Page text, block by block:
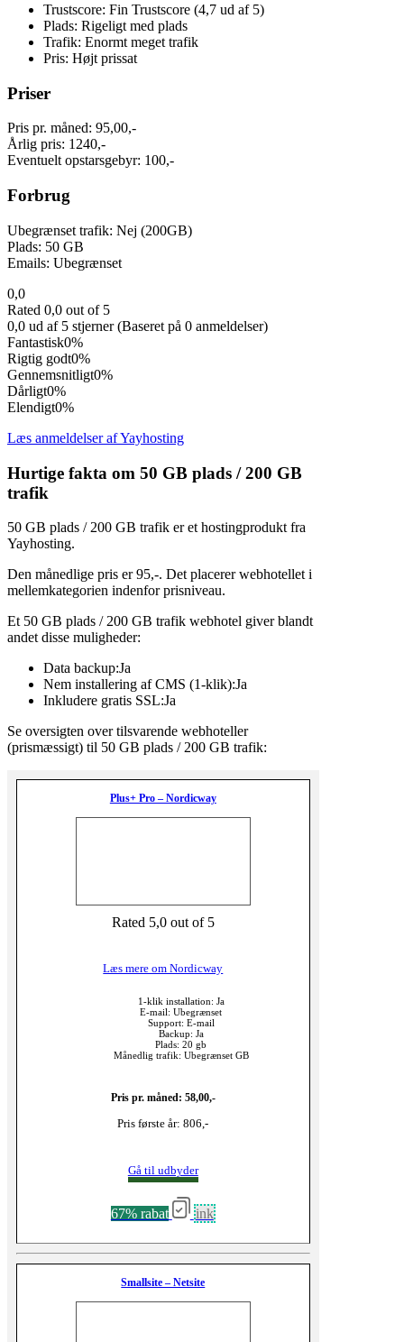
Trustscore: Fin Trustscore (4,7 ud af 5)
Plads: Rigeligt med plads
Trafik: Enormt meget trafik
Pris: Højt prissat
Priser
Pris pr. måned: 95,00,-
Årlig pris: 1240,-
Eventuelt opstarsgebyr: 100,-
Forbrug
Ubegrænset trafik: Nej (200GB)
Plads: 50 GB
Emails: Ubegrænset
0,0
Rated 0,0 out of 5
0,0 ud af 5 stjerner (Baseret på 0 anmeldelser)
Fantastisk0%
Rigtig godt0%
Gennemsnitligt0%
Dårligt0%
Elendigt0%
Læs anmeldelser af Yayhosting
Hurtige fakta om 50 GB plads / 200 GB
trafik
50 GB plads / 200 GB trafik er et hostingprodukt fra
Yayhosting.
Den månedlige pris er 95,-. Det placerer webhotellet i
mellemkategorien indenfor prisniveau.
Et 50 GB plads / 200 GB trafik webhotel giver blandt
andet disse muligheder:
Data backup:Ja
Nem installering af CMS (1-klik):Ja
Inkludere gratis SSL:Ja
Se oversigten over tilsvarende webhoteller
(prismæssigt) til 50 GB plads / 200 GB trafik:
Plus+ Pro – Nordicway
Rated 5,0 out of 5
Læs mere om Nordicway
1-klik installation: Ja
E-mail: Ubegrænset
Support: E-mail
Backup: Ja
Plads: 20 gb
Månedlig trafik: Ubegrænset GB
Pris pr. måned: 58,00,-
Pris første år: 806,-
Gå til udbyder
67% rabat ink
Smallsite – Netsite